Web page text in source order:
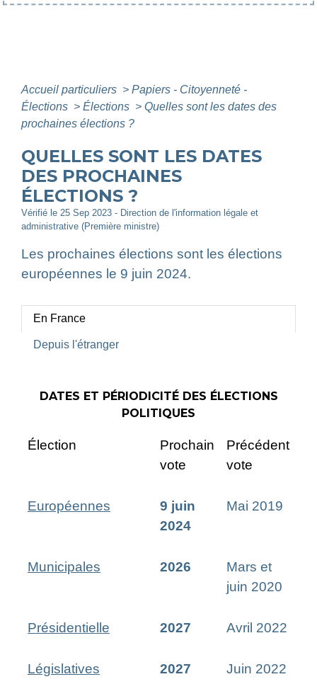
Accueil particuliers > Papiers - Citoyenneté -
Élections > Élections > Quelles sont les dates des
prochaines élections ?
QUELLES SONT LES DATES
DES PROCHAINES
ÉLECTIONS ?
Vérifié le 25 Sep 2023 - Direction de l'information légale et
administrative (Première ministre)
Les prochaines élections sont les élections
européennes le 9 juin 2024.
En France
Depuis l'étranger
DATES ET PÉRIODICITÉ DES ÉLECTIONS
POLITIQUES
Élection
Prochain
vote
Précédent
vote
Européennes
9 juin
2024
Mai 2019
Municipales 2026
Mars et
juin 2020
Présidentielle 2027 Avril 2022
Législatives 2027 Juin 2022